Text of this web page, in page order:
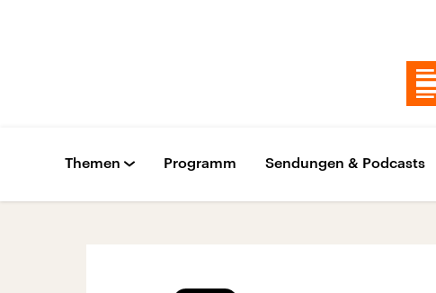
Themen Programm Sendungen & Podcasts